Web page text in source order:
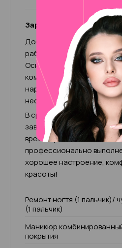
Зарина (+500р к чеку)
Добрый день! Меня зовут
работы в бьюти-сфере
Основными
комбинированный и
наращивание, педикюр,
несложные дизайны.
В среднем время работы 1-
зависимости от
время, проведенное со
профессионально
хорошее настроение,
красоты!
Ремонт ногтя (1 пальчик)/
(1 пальчик)
Маникюр
покрытия